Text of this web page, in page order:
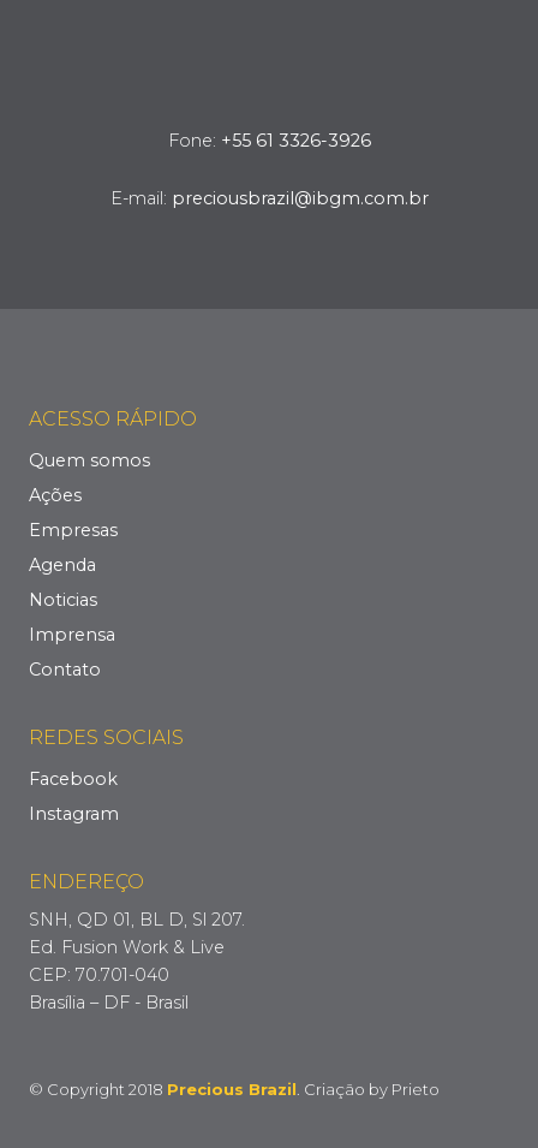
Fone: +55 61 3326-3926
E-mail: preciousbrazil@ibgm.com.br
ACESSO RÁPIDO
Quem somos
Ações
Empresas
Agenda
Noticias
Imprensa
Contato
REDES SOCIAIS
Facebook
Instagram
ENDEREÇO
SNH, QD 01, BL D, Sl 207.
Ed. Fusion Work & Live
CEP: 70.701-040
Brasília – DF - Brasil
© Copyright 2018 Precious Brazil. Criação by Prieto